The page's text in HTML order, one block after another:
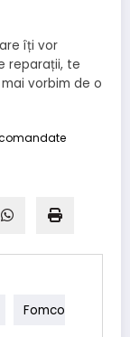
îți vor
reparații, te
vorbim de o
Fomco